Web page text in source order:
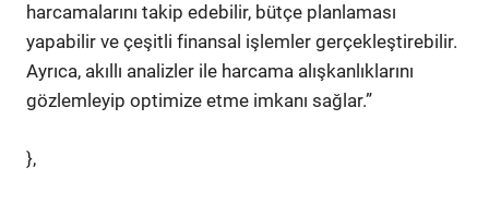
harcamalarını takip edebilir, bütçe planlaması
yapabilir ve çeşitli finansal işlemler gerçekleştirebilir.
Ayrıca, akıllı analizler ile harcama alışkanlıklarını
gözlemleyip optimize etme imkanı sağlar.”
},